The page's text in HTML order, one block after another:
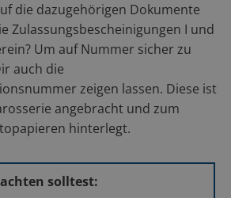
die dazugehörigen Dokumente
Zulassungsbescheinigungen I und
Um auf Nummer sicher zu
auch die
zeigen lassen. Diese ist
angebracht und zum
hinterlegt.
solltest: